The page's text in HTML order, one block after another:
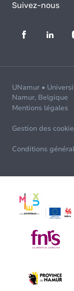
Suivez-nous
UNamur •
Namur, Belgique
Mentions légales
Gestion des
Conditions